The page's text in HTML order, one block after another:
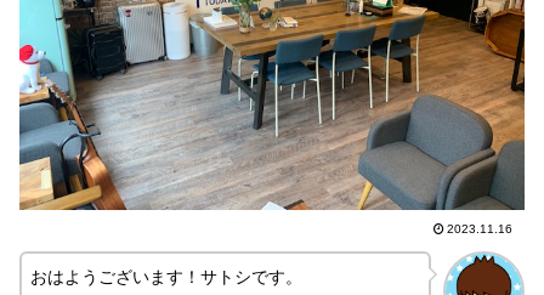
2023.11.16
おはようございます！サトシです。